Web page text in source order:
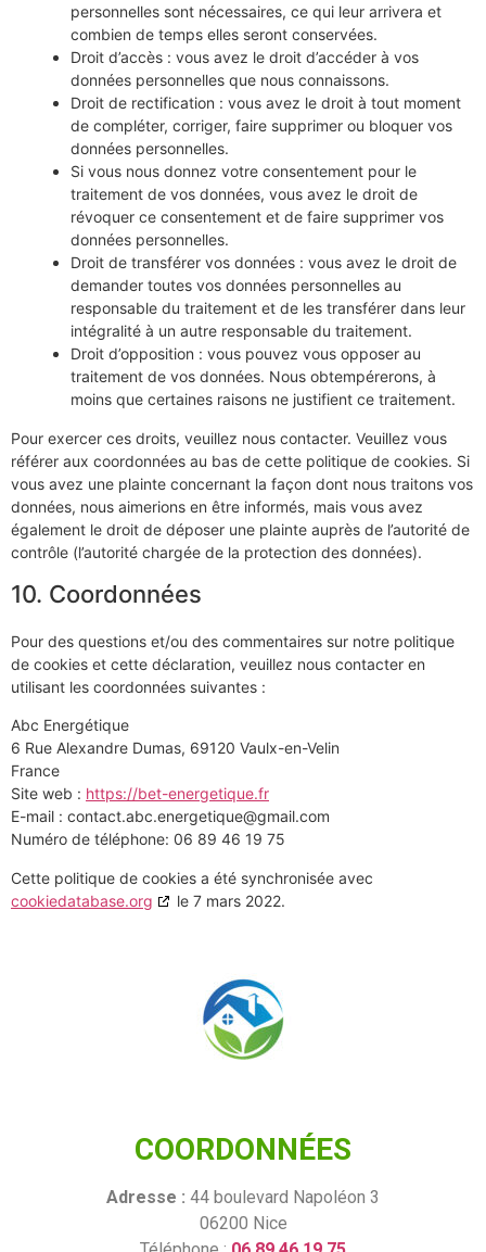
personnelles sont nécessaires, ce qui leur arrivera et
combien de temps elles seront conservées.
Droit d’accès : vous avez le droit d’accéder à vos
données personnelles que nous connaissons.
Droit de rectification : vous avez le droit à tout moment
de compléter, corriger, faire supprimer ou bloquer vos
données personnelles.
Si vous nous donnez votre consentement pour le
traitement de vos données, vous avez le droit de
révoquer ce consentement et de faire supprimer vos
données personnelles.
Droit de transférer vos données : vous avez le droit de
demander toutes vos données personnelles au
responsable du traitement et de les transférer dans leur
intégralité à un autre responsable du traitement.
Droit d’opposition : vous pouvez vous opposer au
traitement de vos données. Nous obtempérerons, à
moins que certaines raisons ne justifient ce traitement.
Pour exercer ces droits, veuillez nous contacter. Veuillez vous
référer aux coordonnées au bas de cette politique de cookies. Si
vous avez une plainte concernant la façon dont nous traitons vos
données, nous aimerions en être informés, mais vous avez
également le droit de déposer une plainte auprès de l’autorité de
contrôle (l’autorité chargée de la protection des données).
10. Coordonnées
Pour des questions et/ou des commentaires sur notre politique
de cookies et cette déclaration, veuillez nous contacter en
utilisant les coordonnées suivantes :
Abc Energétique
6 Rue Alexandre Dumas, 69120 Vaulx-en-Velin
France
Site web : https://bet-energetique.fr
E-mail : moc.liamg@euqitegrene.cba.tcatnoc
Numéro de téléphone: 06 89 46 19 75
Cette politique de cookies a été synchronisée avec
cookiedatabase.org
le 7 mars 2022.
COORDONNÉES
Adresse : 44 boulevard Napoléon 3
06200 Nice